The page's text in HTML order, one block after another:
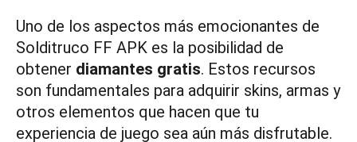
Uno de los aspectos más emocionantes de
Solditruco FF APK es la posibilidad de
obtener diamantes gratis. Estos recursos
son fundamentales para adquirir skins, armas y
otros elementos que hacen que tu
experiencia de juego sea aún más disfrutable.